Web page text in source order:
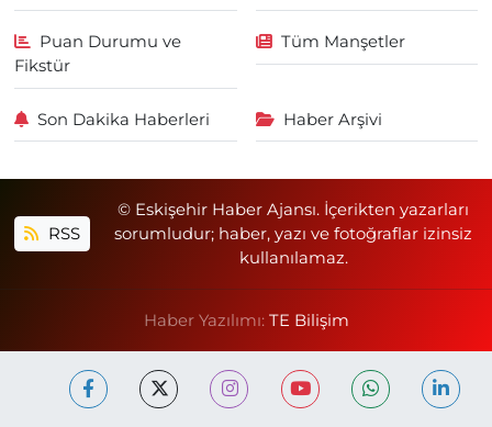
Puan Durumu ve
Fikstür
Tüm Manşetler
Son Dakika Haberleri Haber Arşivi
RSS
© Eskişehir Haber Ajansı. İçerikten yazarları
sorumludur; haber, yazı ve fotoğraflar izinsiz
kullanılamaz.
Haber Yazılımı: TE Bilişim